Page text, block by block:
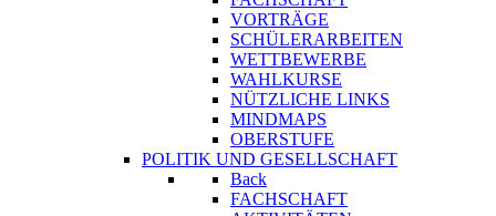
VORTRÄGE
SCHÜLERARBEITEN
WETTBEWERBE
WAHLKURSE
NÜTZLICHE LINKS
MINDMAPS
OBERSTUFE
POLITIK UND GESELLSCHAFT
Back
FACHSCHAFT